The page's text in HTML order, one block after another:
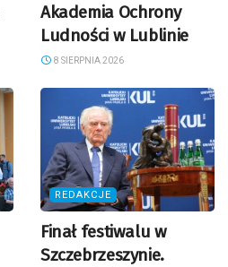
Akademia Ochrony
Ludności w Lublinie
8 SIERPNIA 2026
REDAKCJE
Finał festiwalu w
Szczebrzeszynie.